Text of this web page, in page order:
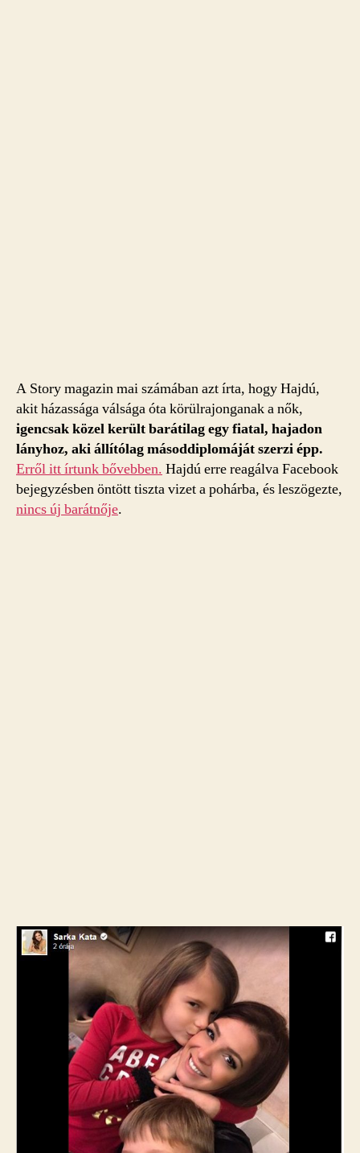
A Story magazin mai számában azt írta, hogy Hajdú,
akit házassága válsága óta körülrajonganak a nők,
igencsak közel került barátilag egy fiatal, hajadon
lányhoz, aki állítólag másoddiplomáját szerzi épp.
Erről itt írtunk bővebben. Hajdú erre reagálva Facebook
bejegyzésben öntött tiszta vizet a pohárba, és leszögezte,
nincs új barátnője.